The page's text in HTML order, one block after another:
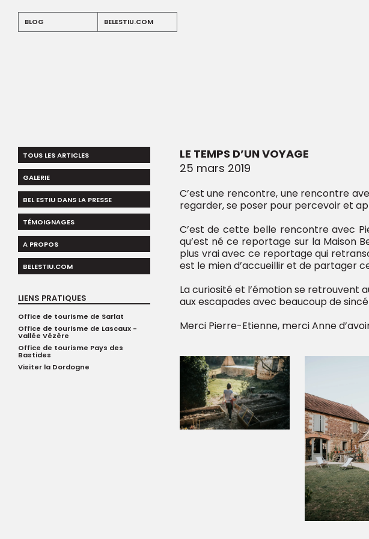
Warning: Undefined array key "apo" in /home/clients/
Warning: Undefined array key "id_blog" in /home/clients/
BLOG BELESTIU.COM
LE TEMPS D’UN VOYAGE
25 mars 2019
C’est une rencontre, une rencontre
regarder, se poser pour percevoir et
C’est de cette belle rencontre avec
qu’est né ce reportage sur la Maison
plus vrai avec ce reportage qui
est le mien d’accueillir et de partager
La curiosité et l’émotion se retrouvent
aux escapades avec beaucoup de
Merci Pierre-Etienne, merci Anne
TOUS LES ARTICLES
GALERIE
BEL ESTIU DANS LA PRESSE
TÉMOIGNAGES
A PROPOS
BELESTIU.COM
LIENS PRATIQUES
Office de tourisme de Sarlat
Office de tourisme de Lascaux -
Vallée Vézère
Office de tourisme Pays des
Bastides
Visiter la Dordogne